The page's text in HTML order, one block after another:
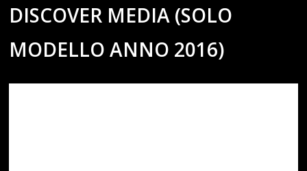
DISCOVER MEDIA (SOLO
MODELLO ANNO 2016)